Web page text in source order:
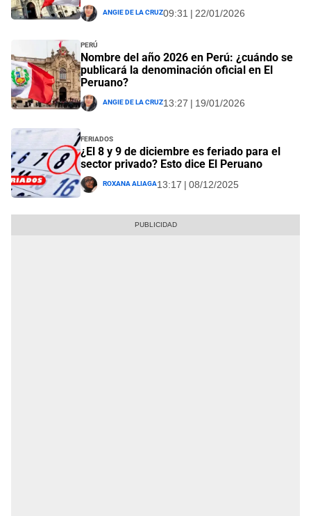
Angie De La Cruz09:31 | 22/01/2026
Perú
Nombre del año 2026 en Perú: ¿cuándo se
publicará la denominación oficial en El
Peruano?
Angie De La Cruz13:27 | 19/01/2026
Feriados
¿El 8 y 9 de diciembre es feriado para el
sector privado? Esto dice El Peruano
Roxana Aliaga13:17 | 08/12/2025